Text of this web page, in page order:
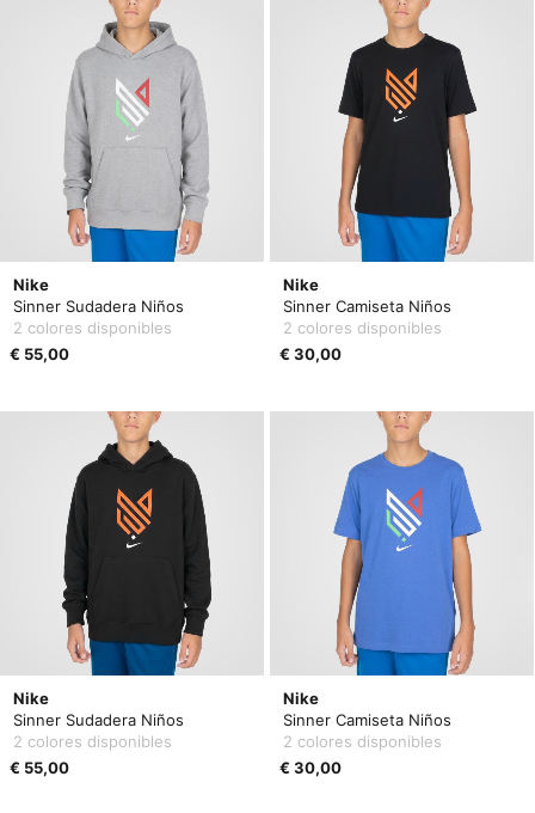
Nike
Sinner Sudadera Niños
2 colores disponibles
€ 55,00
Nike
Sinner Camiseta Niños
2 colores disponibles
€ 30,00
Nike
Sinner Sudadera Niños
2 colores disponibles
€ 55,00
Nike
Sinner Camiseta Niños
2 colores disponibles
€ 30,00